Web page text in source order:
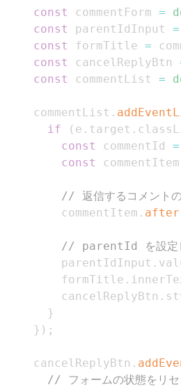
const
commentForm =
const
parentIdInput =
const
formTitle =
const
cancelReplyBtn
const
commentList =
    commentList
.
if
( e . target .
const
commentId =
const
commentItem
// 返信するコメント
        commentItem
. after
// parentId を設定し
        parentIdInput
.
        formTitle
.
        cancelReplyBtn
.
}
} ) ;
    cancelReplyBtn
.
// フォームの状態をリセ